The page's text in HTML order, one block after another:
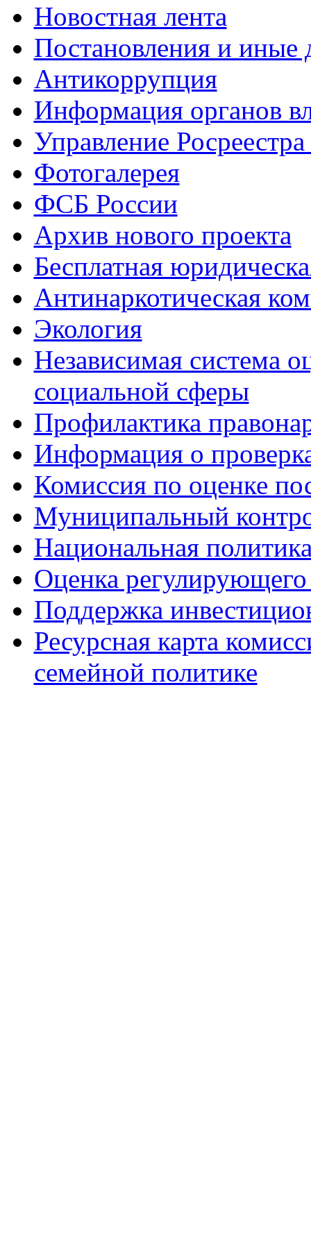
Новостная лента
Постановления и иные
Антикоррупция
Информация органов
Управление
Фотогалерея
ФСБ России
Архив нового проекта
Бесплатная
Антинаркотическая
Экология
Независимая система
социальной сферы
Профилактика
Информация о
Комиссия по оценке
Муниципальный
Национальная
Оценка регулирующего
Поддержка
Ресурсная карта
семейной политике